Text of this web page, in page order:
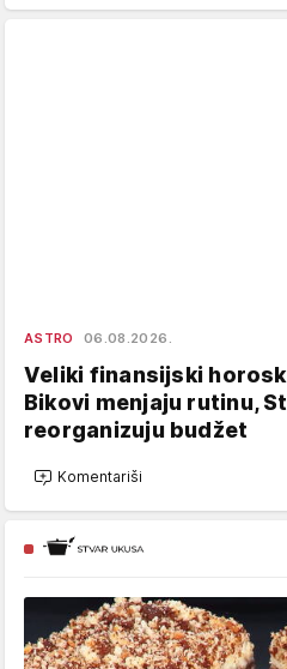
ASTRO 06.08.2026.
Veliki finansijski
Bikovi menjaju rutinu,
reorganizuju budžet
Komentariši